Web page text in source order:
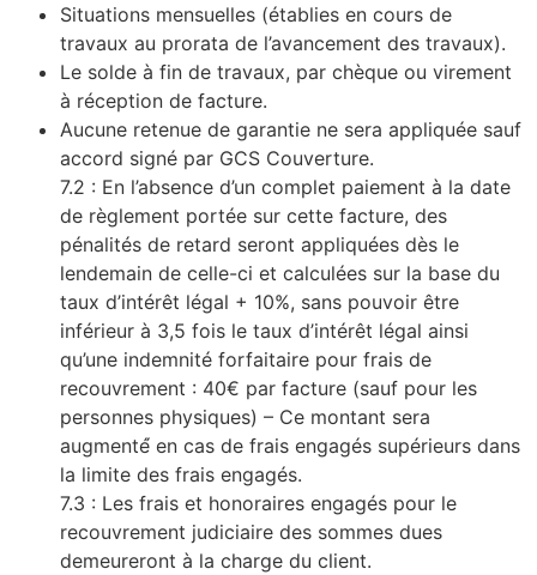
Situations mensuelles (établies en cours de
travaux au prorata de l’avancement des travaux).
Le solde à fin de travaux, par chèque ou virement
à réception de facture.
Aucune retenue de garantie ne sera appliquée sauf
accord signé par GCS Couverture.
7.2 : En l’absence d’un complet paiement à la date
de règlement portée sur cette facture, des
pénalités de retard seront appliquées dès le
lendemain de celle-ci et calculées sur la base du
taux d’intérêt légal + 10%, sans pouvoir être
inférieur à 3,5 fois le taux d’intérêt légal ainsi
qu’une indemnité forfaitaire pour frais de
recouvrement : 40€ par facture (sauf pour les
personnes physiques) – Ce montant sera
augmenté́ en cas de frais engagés supérieurs dans
la limite des frais engagés.
7.3 : Les frais et honoraires engagés pour le
recouvrement judiciaire des sommes dues
demeureront à la charge du client.